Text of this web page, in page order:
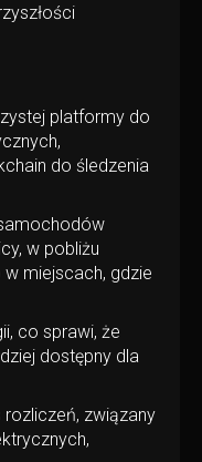
platformy do
do śledzenia
w pobliżu
miejscach, gdzie
co sprawi, że
dostępny dla
związany